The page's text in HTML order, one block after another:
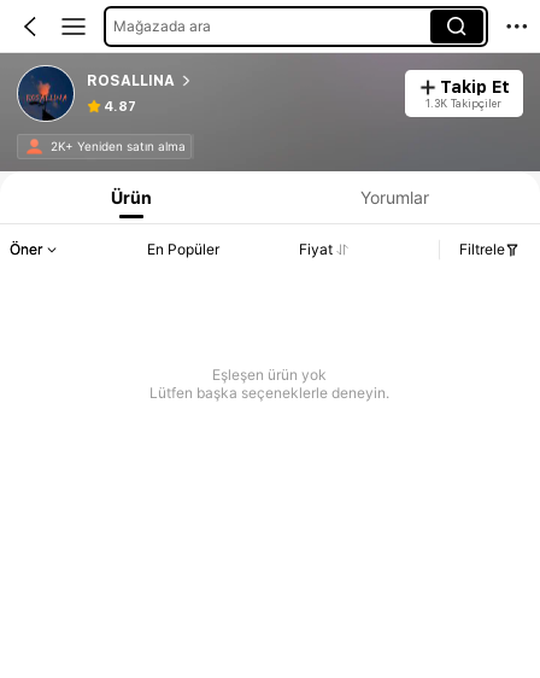
Mağazada ara
ROSALLINA
4.87
Takip Et
1.3K Takipçiler
2K+ Yeniden satın alma
Ürün Yorumlar
Öner En Popüler Fiyat Filtrele
Eşleşen ürün yok
Lütfen başka seçeneklerle deneyin.